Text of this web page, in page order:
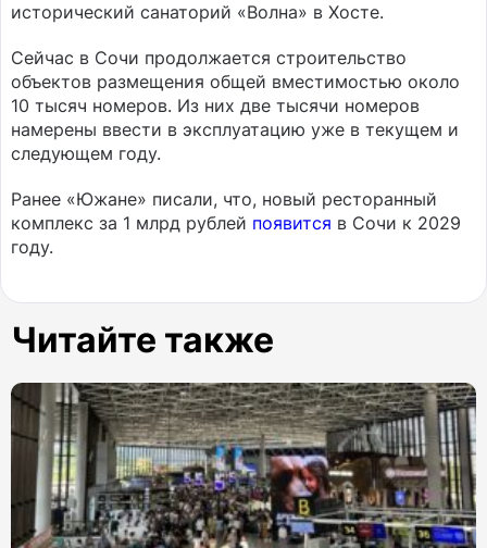
исторический санаторий «Волна» в Хосте.
Сейчас в Сочи продолжается строительство
объектов размещения общей вместимостью около
10 тысяч номеров. Из них две тысячи номеров
намерены ввести в эксплуатацию уже в текущем и
следующем году.
Ранее «Южане» писали, что, новый ресторанный
комплекс за 1 млрд рублей появится в Сочи к 2029
году.
Читайте также